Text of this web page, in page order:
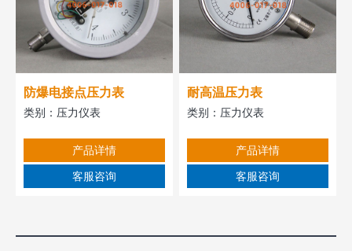
防爆电接点压力表
类别： 压力仪表
产品详情
客服咨询
耐高温压力表
类别： 压力仪表
产品详情
客服咨询